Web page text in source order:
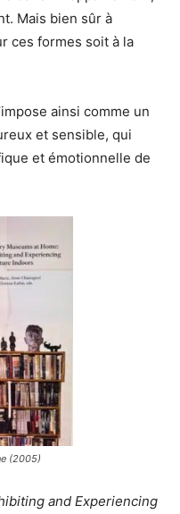
Mais bien sûr à
ces formes soit à la
ainsi comme un
et sensible, qui
et émotionnelle de
(2005)
and Experiencing